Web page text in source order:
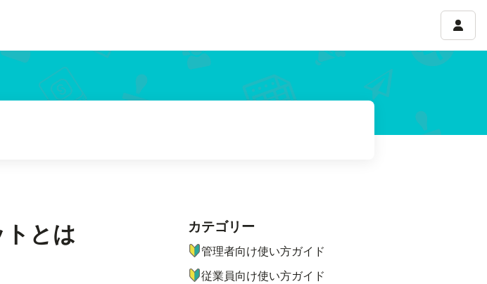
アカ
とは ナビゲーションメニュー
カテゴリー
管理者向け使い方ガイド
従業員向け使い方ガイド